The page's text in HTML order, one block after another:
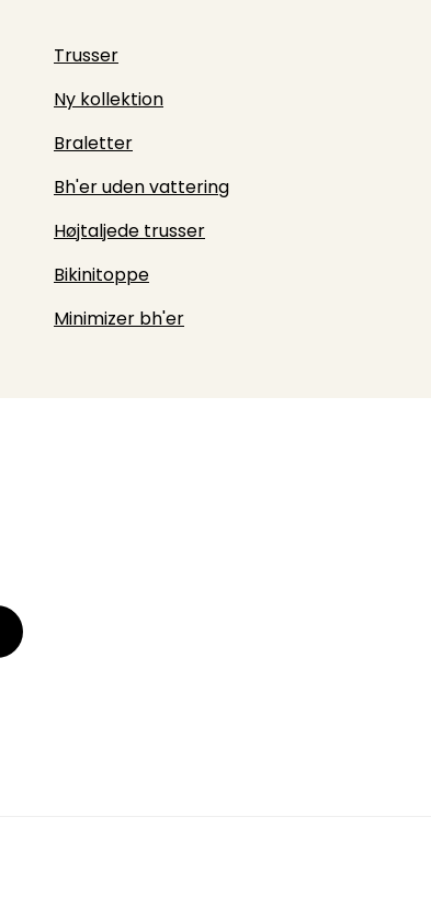
Trusser
Ny kollektion
Braletter
Bh'er uden vattering
Højtaljede trusser
Bikinitoppe
Minimizer bh'er